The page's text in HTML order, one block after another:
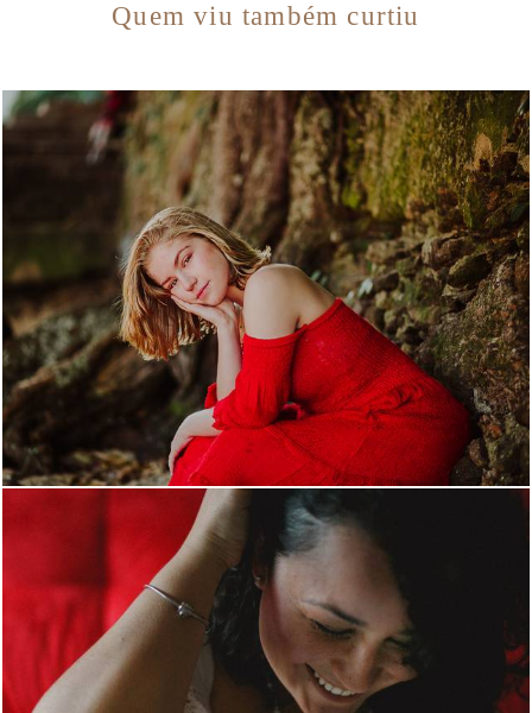
Quem viu também curtiu
5484 9